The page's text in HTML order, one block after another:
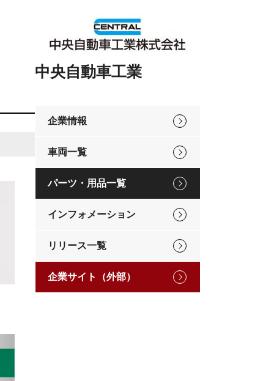
中央自動車工業
企業情報
車両一覧
パーツ・用品一覧
インフォメーション
リリース一覧
企業サイト（外部）